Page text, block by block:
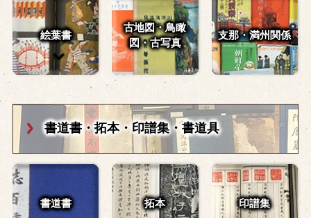
絵葉書
古地図・鳥瞰
図・古写真
支那・満州関係
書道書・拓本・印譜集・書道具
書道書 拓本 印譜集